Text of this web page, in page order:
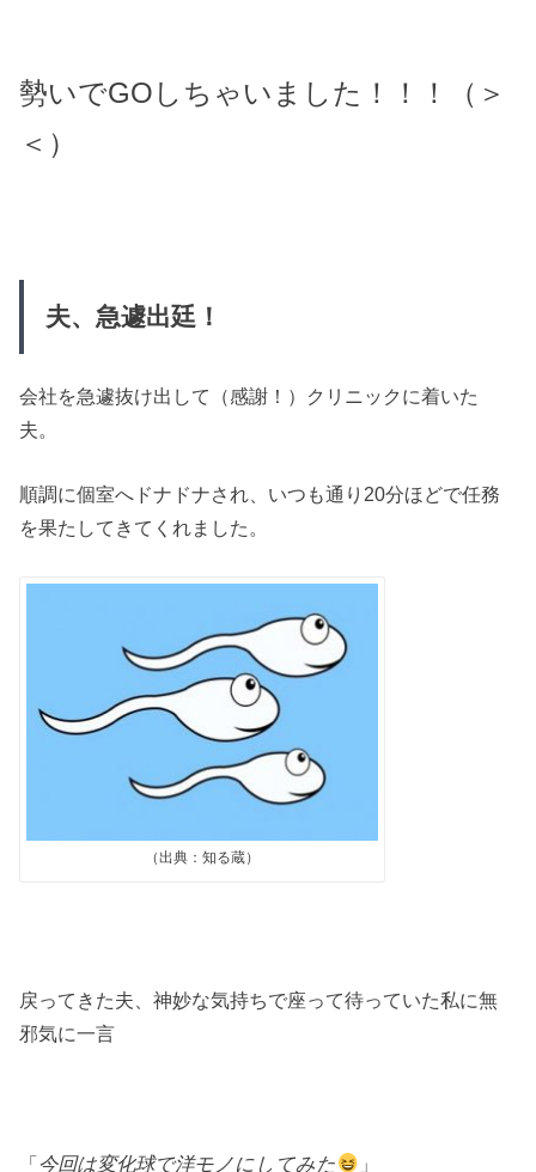
勢いでGOしちゃいました！！！（＞
＜）
夫、急遽出廷！
会社を急遽抜け出して（感謝！）クリニックに着いた
夫。
順調に個室へドナドナされ、いつも通り20分ほどで任務
を果たしてきてくれました。
（出典：知る蔵）
戻ってきた夫、神妙な気持ちで座って待っていた私に無
邪気に一言
「今回は変化球で洋モノにしてみた 」